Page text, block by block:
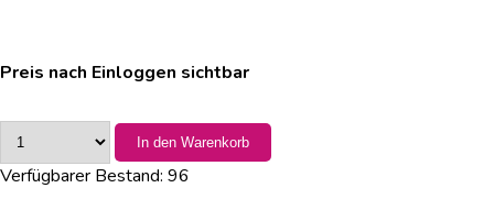
Preis nach Einloggen sichtbar
In den Warenkorb
Verfügbarer Bestand: 96